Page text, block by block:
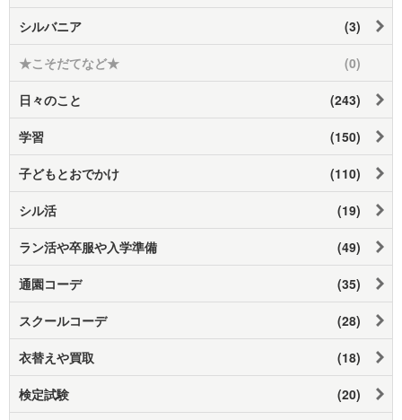
シルバニア (3)
★こそだてなど★ (0)
日々のこと (243)
学習 (150)
子どもとおでかけ (110)
シル活 (19)
ラン活や卒服や入学準備 (49)
通園コーデ (35)
スクールコーデ (28)
衣替えや買取 (18)
検定試験 (20)